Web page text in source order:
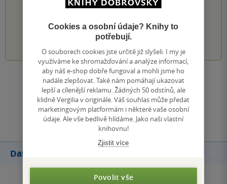
3 4 5
Zobrazit všechna hodnocení
Přidat hodnocení
Další knihy autora
Cookies a osobní údaje? Knihy to
potřebují.
O souborech cookies jste určitě již slyšeli. I my je
využíváme ke shromažďování a analýze informací,
aby náš e-shop dobře fungoval a mohli jsme ho
nadále zlepšovat. Také nám pomáhají ukazovat
lepší a cílenější reklamu. Žádných 50 odstínů, ale
klidně Vergilia v originále. Váš souhlas může předat
marketingovým platformám i některé vaše osobní
údaje. Ale vše bedlivě hlídáme. Jako naši vlastní
knihovnu!
Zjistit více
Povolit vše